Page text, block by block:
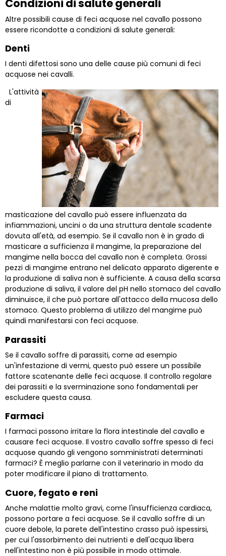
Condizioni di salute generali
Altre possibili cause di feci acquose nel cavallo possono
essere ricondotte a condizioni di salute generali:
Denti
I denti difettosi sono una delle cause più comuni di feci
acquose nei cavalli.
L'attività
di
masticazione del cavallo può essere influenzata da
infiammazioni, uncini o da una struttura dentale scadente
dovuta all'età, ad esempio. Se il cavallo non è in grado di
masticare a sufficienza il mangime, la preparazione del
mangime nella bocca del cavallo non è completa. Grossi
pezzi di mangime entrano nel delicato apparato digerente e
la produzione di saliva non è sufficiente. A causa della scarsa
produzione di saliva, il valore del pH nello stomaco del cavallo
diminuisce, il che può portare all'attacco della mucosa dello
stomaco. Questo problema di utilizzo del mangime può
quindi manifestarsi con feci acquose.
Parassiti
Se il cavallo soffre di parassiti, come ad esempio
un'infestazione di vermi, questo può essere un possibile
fattore scatenante delle feci acquose. Il controllo regolare
dei parassiti e la sverminazione sono fondamentali per
escludere questa causa.
Farmaci
I farmaci possono irritare la flora intestinale del cavallo e
causare feci acquose. Il vostro cavallo soffre spesso di feci
acquose quando gli vengono somministrati determinati
farmaci? È meglio parlarne con il veterinario in modo da
poter modificare il piano di trattamento.
Cuore, fegato e reni
Anche malattie molto gravi, come l'insufficienza cardiaca,
possono portare a feci acquose. Se il cavallo soffre di un
cuore debole, la parete dell'intestino crasso può ispessirsi,
per cui l'assorbimento dei nutrienti e dell'acqua libera
nell'intestino non è più possibile in modo ottimale.